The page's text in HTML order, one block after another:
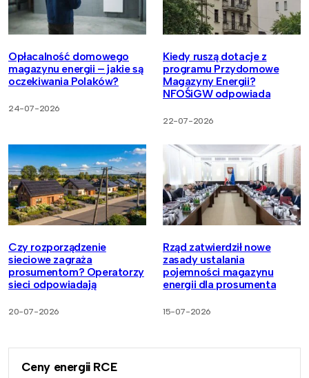
Opłacalność domowego
magazynu energii – jakie są
oczekiwania Polaków?
24-07-2026
Kiedy ruszą dotacje z
programu Przydomowe
Magazyny Energii?
NFOŚiGW odpowiada
22-07-2026
Czy rozporządzenie
sieciowe zagraża
prosumentom? Operatorzy
sieci odpowiadają
20-07-2026
Rząd zatwierdził nowe
zasady ustalania
pojemności magazynu
energii dla prosumenta
15-07-2026
Ceny energii RCE